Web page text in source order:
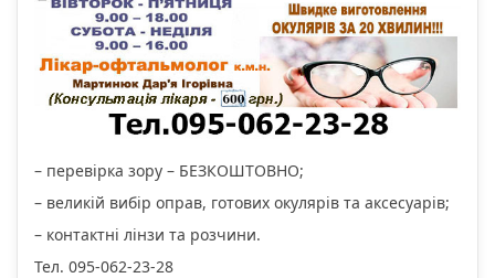
– перевірка зору – БЕЗКОШТОВНО;
– великій вибір оправ, готових окулярів та аксесуарів;
– контактні лінзи та розчини.
Тел. 095-062-23-28